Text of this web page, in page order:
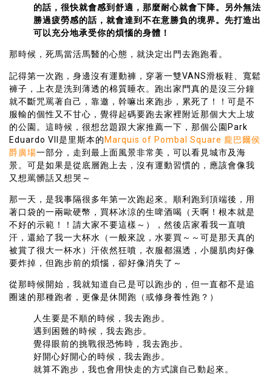
的話，很快就會感到舒適，那麼耐心就會下降。另外無法
勝過疲勞感的話，就會達到不在意勝負的境界。先打造出
可以充分地承受你的煩惱的身體！
那時候，死馬當活馬醫的心態，就決定出門去跑跑看。
記得第一次跑，身邊沒有運動褲，穿著一雙VANS滑板鞋、寬鬆
褲子，上衣是洗到薄透的棉質睡衣。跑出家門真的是沒三分鐘
就不斷咒罵著自己，靠邀，幹嘛出來跑步，累死了！！可是不
服輸的個性又不甘心，覺得起碼要跑去家裡附近那個大大上坡
的公園。這時候，很想岔題跟大家推薦一下，那個公園Park
Eduardo VII是里斯本的 Marquis of Pombal Square 龐巴爾侯
爵廣場一部分，走到最上面風景非常美，可以看見城市及海
景。可是如果是從底層跑上去，沒有運動習慣的，應該會像我
又想罵髒話又想哭～
那一天，是我事隔很多年第一次跑起來。順利跑到頂端後，用
著口袋的一兩歐硬幣，買杯冰涼的生啤酒喝（天啊！根本就是
不好的示範！！請大家不要這樣～），然後店家看我一直噴
汗，還給了我一大杯水（一般來說，水要買～～可是那天真的
被賞了很大一杯水）汗依然狂噴，衣服都濕透，小腿肌肉好像
要炸掉，但跑步前的煩惱，卻好像消失了～
從那時候開始，我就知道自己是可以跑步的，但一直都不是追
圈速的那種跑者，更像是休閒跑（或修身養性跑？）
人生要是不順的時候，我去跑步。
遇到困難的時候，我去跑步。
覺得眼前的挑戰很恐怖時，我去跑步。
好開心好開心的時候，我去跑步。
就算不跑步，我也會用快走的方式讓自己動起來。